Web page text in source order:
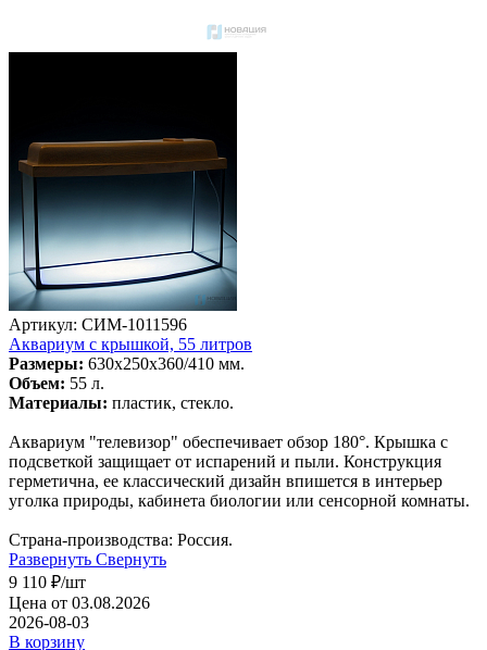
Артикул: СИМ-1011596
Аквариум с крышкой, 55 литров
Размеры: 630х250х360/410 мм.
Объем: 55 л.
Материалы: пластик, стекло.
Аквариум "телевизор" обеспечивает обзор 180°. Крышка с
подсветкой защищает от испарений и пыли. Конструкция
герметична, ее классический дизайн впишется в интерьер
уголка природы, кабинета биологии или сенсорной комнаты.
Страна-производства: Россия.
Развернуть Свернуть
9 110 ₽/шт
Цена от 03.08.2026
2026-08-03
В корзину